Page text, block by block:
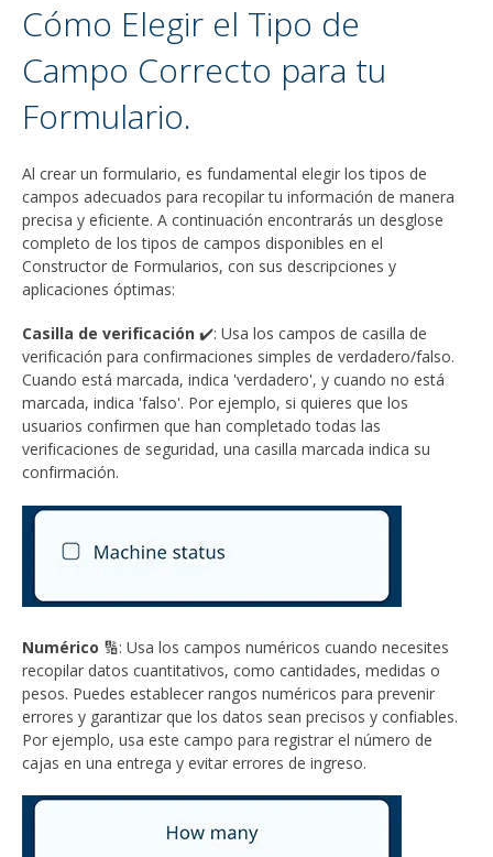
Cómo Elegir el Tipo de
Campo Correcto para tu
Formulario.
Al crear un formulario, es fundamental elegir los tipos de
campos adecuados para recopilar tu información de manera
precisa y eficiente. A continuación encontrarás un desglose
completo de los tipos de campos disponibles en el
Constructor de Formularios, con sus descripciones y
aplicaciones óptimas:
Casilla de verificación ✔️: Usa los campos de casilla de
verificación para confirmaciones simples de verdadero/falso.
Cuando está marcada, indica 'verdadero', y cuando no está
marcada, indica 'falso'. Por ejemplo, si quieres que los
usuarios confirmen que han completado todas las
verificaciones de seguridad, una casilla marcada indica su
confirmación.
Numérico 🔢: Usa los campos numéricos cuando necesites
recopilar datos cuantitativos, como cantidades, medidas o
pesos. Puedes establecer rangos numéricos para prevenir
errores y garantizar que los datos sean precisos y confiables.
Por ejemplo, usa este campo para registrar el número de
cajas en una entrega y evitar errores de ingreso.